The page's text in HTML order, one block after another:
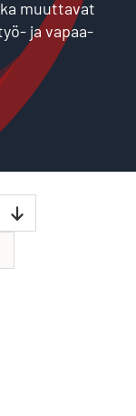
muuttavat
ja vapaa-